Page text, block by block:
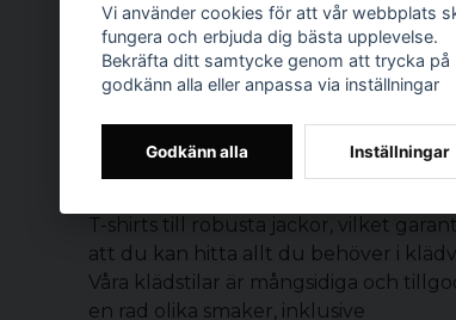
HERRKLÄDER
På Dunken är vi stolta över vårt
omfattande utbud av herrkläder. Vår
T-shirts till robusta jackor, vilket
att du kan hitta allt du behöver i
Våra klädstilar är mångsidiga och
en rad olika smaker, inklusive
Vi använder cookies för att vår webbplats
fungera och erbjuda dig bästa upplevelse.
Bekräfta ditt samtycke genom att trycka på
godkänn alla eller anpassa via inställningar
Godkänn alla Inställningar